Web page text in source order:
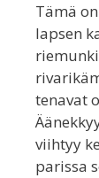
Tämä
lapsen
tenavat
viihtyy
parissa